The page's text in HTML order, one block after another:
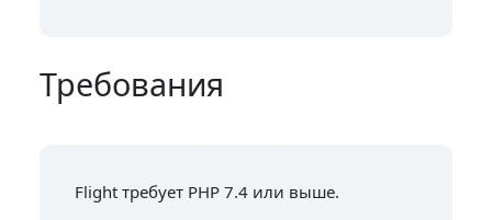
Требования
Flight требует PHP 7.4 или выше.